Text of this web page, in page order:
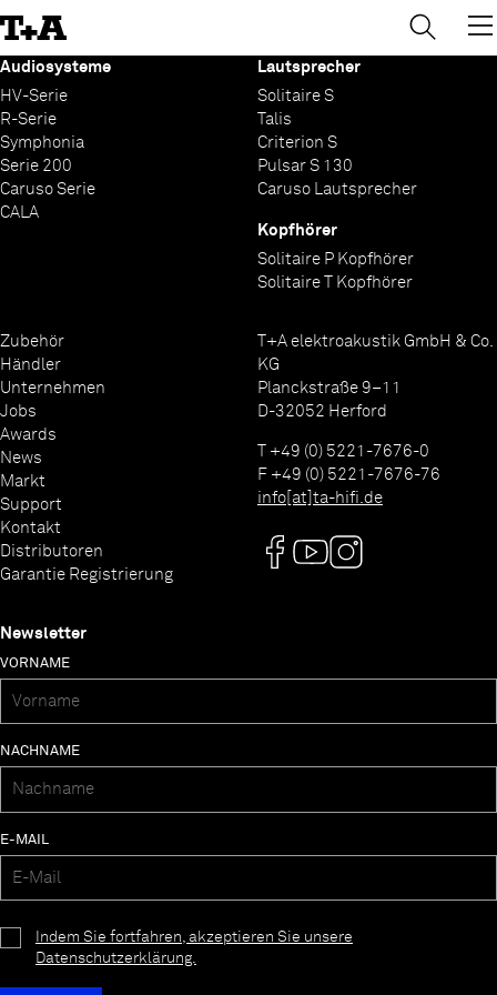
to
Content
Audiosysteme
HV-Serie
R-Serie
Symphonia
Serie 200
Caruso Serie
CALA
Lautsprecher
Solitaire S
Talis
Criterion S
Pulsar S 130
Caruso Lautsprecher
Kopfhörer
Solitaire P Kopfhörer
Solitaire T Kopfhörer
Zubehör
Händler
Unternehmen
Jobs
Awards
News
Markt
Support
Kontakt
Distributoren
Garantie Registrierung
T+A elektroakustik GmbH & Co.
KG
Planckstraße 9–11
D-32052 Herford
T +49 (0) 5221-7676-0
F +49 (0) 5221-7676-76
info[at]ta-hifi.de
Newsletter
VORNAME
NACHNAME
E-MAIL
Indem Sie fortfahren, akzeptieren Sie unsere
Datenschutzerklärung.
→ ×